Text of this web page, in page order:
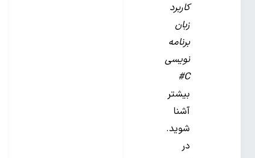
کاربرد
زبان
برنامه
نویسی
C#
بیشتر
آشنا
شوید.
در